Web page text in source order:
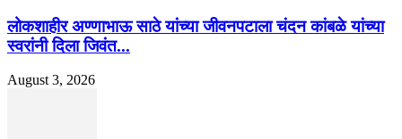
लोकशाहीर अण्णाभाऊ साठे यांच्या जीवनपटाला चंदन कांबळे यांच्या
स्वरांनी दिला जिवंत...
August 3, 2026